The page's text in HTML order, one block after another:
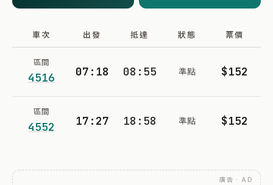
車次 出發 抵達 狀態 票價
區間
4516 07:18 08:55 準點 $152
區間
4552 17:27 18:58 準點 $152
廣告 · AD